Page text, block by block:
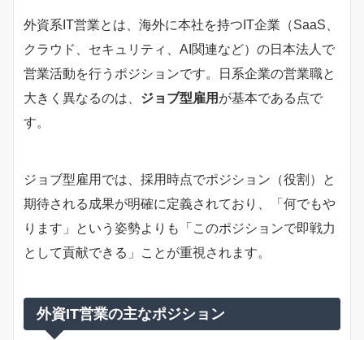
外資系IT営業とは、海外に本社を持つIT企業（SaaS、
クラウド、セキュリティ、AI関連など）の日本法人で
営業活動を行うポジションです。日系企業の営業職と
大きく異なるのは、 ジョブ型雇用 が基本である点で
す。
ジョブ型雇用では、採用時点でポジション（役割）と
期待される成果が明確に定義されており、「何でもや
ります」という姿勢よりも「このポジションで即戦力
として貢献できる」ことが重視されます。
外資IT営業の主なポジション